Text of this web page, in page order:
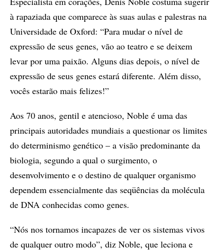
à rapaziada que comparece às suas aulas e palestras na
Universidade de Oxford: “Para mudar o nível de
expressão de seus genes, vão ao teatro e se deixem
levar por uma paixão. Alguns dias depois, o nível de
expressão de seus genes estará diferente. Além disso,
vocês estarão mais felizes!”
Aos 70 anos, gentil e atencioso, Noble é uma das
principais autoridades mundiais a questionar os limites
do determinismo genético – a visão predominante da
biologia, segundo a qual o surgimento, o
desenvolvimento e o destino de qualquer organismo
dependem essencialmente das seqüências da molécula
de DNA conhecidas como genes.
“Nós nos tornamos incapazes de ver os sistemas vivos
de qualquer outro modo”, diz Noble, que leciona e